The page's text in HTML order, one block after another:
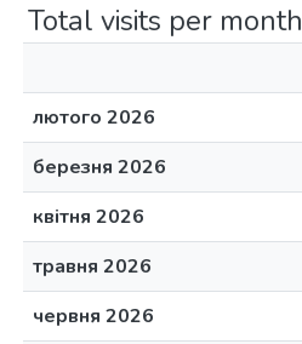
Total visits per month
лютого 2026
березня 2026
квітня 2026
травня 2026
червня 2026